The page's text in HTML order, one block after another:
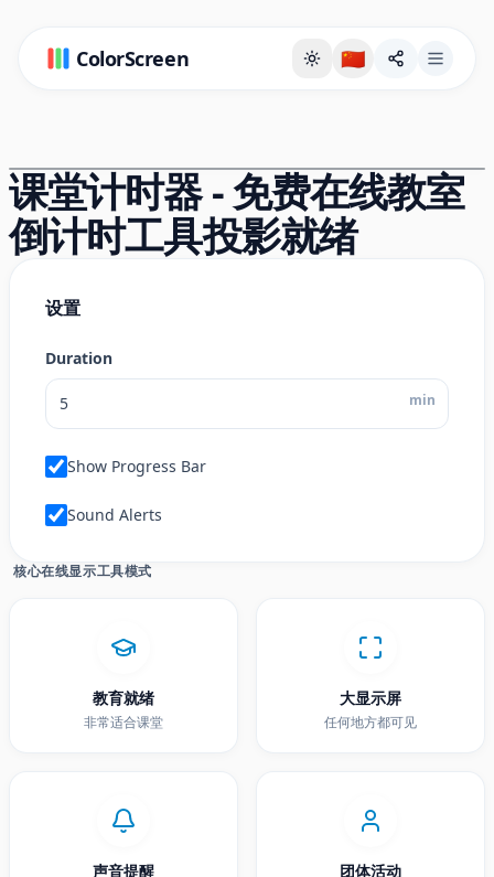
ColorScreen 🇨🇳
READY
课堂计时器 - 免费在线教室
倒计时工具投影就绪
设置
Duration
min
Show Progress Bar
Sound Alerts
核心在线显示工具模式
教育就绪
非常适合课堂
大显示屏
任何地方都可见
声音提醒 团体活动